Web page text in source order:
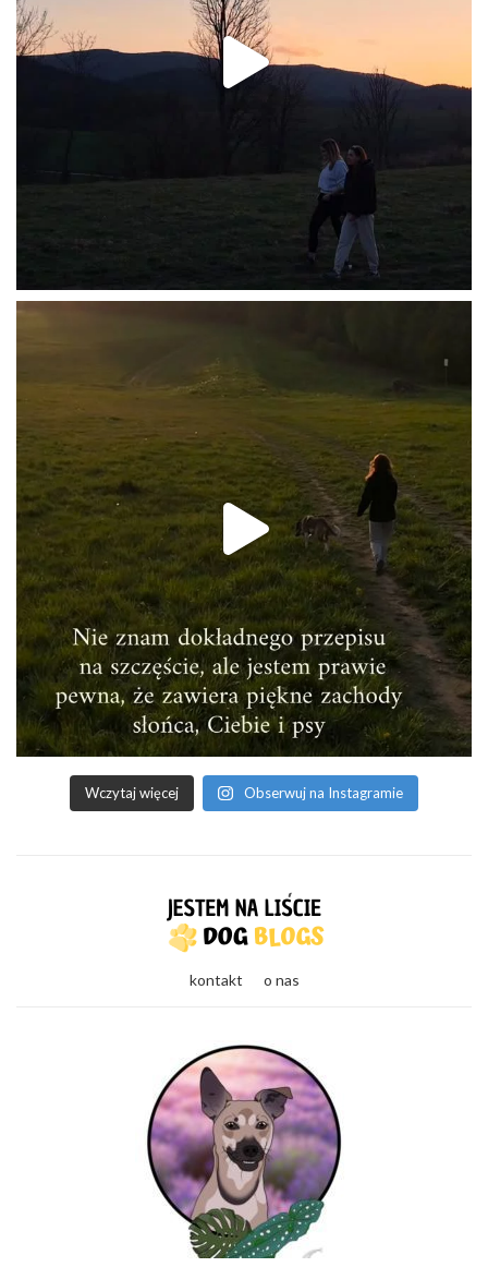
Wczytaj więcej Obserwuj na Instagramie
kontakt o nas